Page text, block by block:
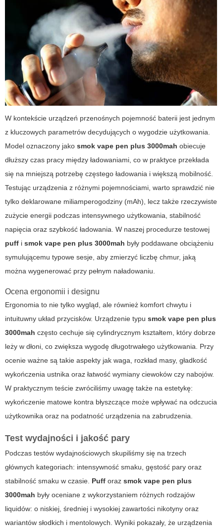
W kontekście urządzeń przenośnych pojemność baterii jest jednym
z kluczowych parametrów decydujących o wygodzie użytkowania.
Model oznaczony jako smok vape pen plus 3000mah obiecuje
dłuższy czas pracy między ładowaniami, co w praktyce przekłada
się na mniejszą potrzebę częstego ładowania i większą mobilność.
Testując urządzenia z różnymi pojemnościami, warto sprawdzić nie
tylko deklarowane miliamperogodziny (mAh), lecz także rzeczywiste
zużycie energii podczas intensywnego użytkowania, stabilność
napięcia oraz szybkość ładowania. W naszej procedurze testowej
puff i smok vape pen plus 3000mah były poddawane obciążeniu
symulującemu typowe sesje, aby zmierzyć liczbę chmur, jaką
można wygenerować przy pełnym naładowaniu.
Ocena ergonomii i designu
Ergonomia to nie tylko wygląd, ale również komfort chwytu i
intuituwny układ przycisków. Urządzenie typu smok vape pen plus
3000mah często cechuje się cylindrycznym kształtem, który dobrze
leży w dłoni, co zwiększa wygodę długotrwałego użytkowania. Przy
ocenie ważne są takie aspekty jak waga, rozkład masy, gładkość
wykończenia ustnika oraz łatwość wymiany ciewoków czy nabojów.
W praktycznym teście zwróciliśmy uwagę także na estetykę:
wykończenie matowe kontra błyszczące może wpływać na odczucia
użytkownika oraz na podatność urządzenia na zabrudzenia.
Test wydajności i jakość pary
Podczas testów wydajnościowych skupiliśmy się na trzech
głównych kategoriach: intensywność smaku, gęstość pary oraz
stabilność smaku w czasie. Puff oraz smok vape pen plus
3000mah były oceniane z wykorzystaniem różnych rodzajów
liquidów: o niskiej, średniej i wysokiej zawartości nikotyny oraz
wariantów słodkich i mentolowych. Wyniki pokazały, że urządzenia